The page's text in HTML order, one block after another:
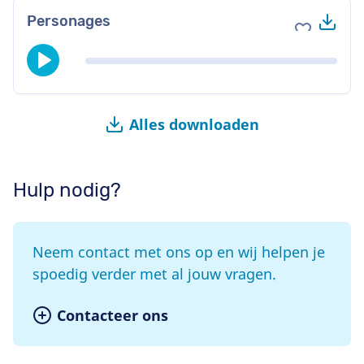
Personages Voeg toe
Alles downloaden
Hulp nodig?
Neem contact met ons op en wij helpen je
spoedig verder met al jouw vragen.
Contacteer ons